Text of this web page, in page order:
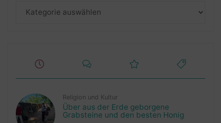
Religion und Kultur
Über aus der Erde geborgene
Grabsteine und den besten Honig